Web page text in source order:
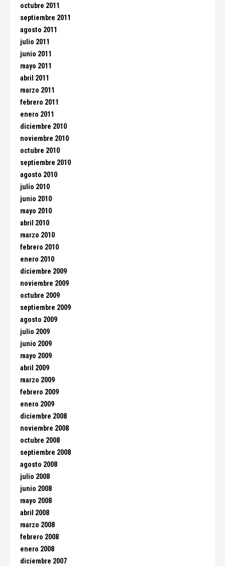
octubre 2011
septiembre 2011
agosto 2011
julio 2011
junio 2011
mayo 2011
abril 2011
marzo 2011
febrero 2011
enero 2011
diciembre 2010
noviembre 2010
octubre 2010
septiembre 2010
agosto 2010
julio 2010
junio 2010
mayo 2010
abril 2010
marzo 2010
febrero 2010
enero 2010
diciembre 2009
noviembre 2009
octubre 2009
septiembre 2009
agosto 2009
julio 2009
junio 2009
mayo 2009
abril 2009
marzo 2009
febrero 2009
enero 2009
diciembre 2008
noviembre 2008
octubre 2008
septiembre 2008
agosto 2008
julio 2008
junio 2008
mayo 2008
abril 2008
marzo 2008
febrero 2008
enero 2008
diciembre 2007